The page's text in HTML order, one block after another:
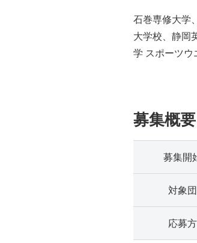
石巻専修大学
大学校、静岡
学 スポーツウ
募集概要
募集開
対象
応募